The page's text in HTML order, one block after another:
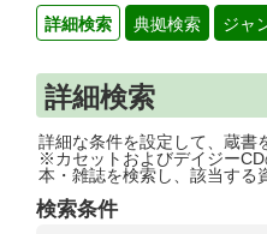
詳細検索 典拠検索 ジャ
詳細検索
詳細な条件を設定して、蔵書
※カセットおよびデイジー
本・雑誌を検索し、該当する
検索条件